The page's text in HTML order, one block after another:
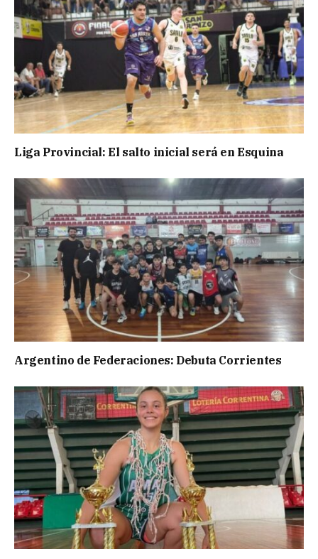
Liga Provincial: El salto inicial será en Esquina
Argentino de Federaciones: Debuta Corrientes